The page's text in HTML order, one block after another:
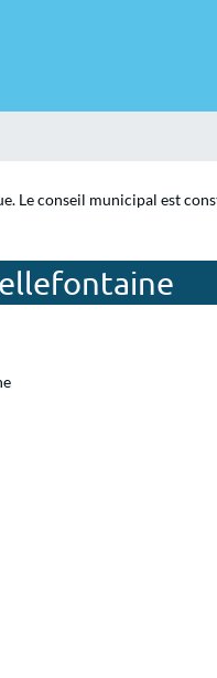
Le conseil municipal est